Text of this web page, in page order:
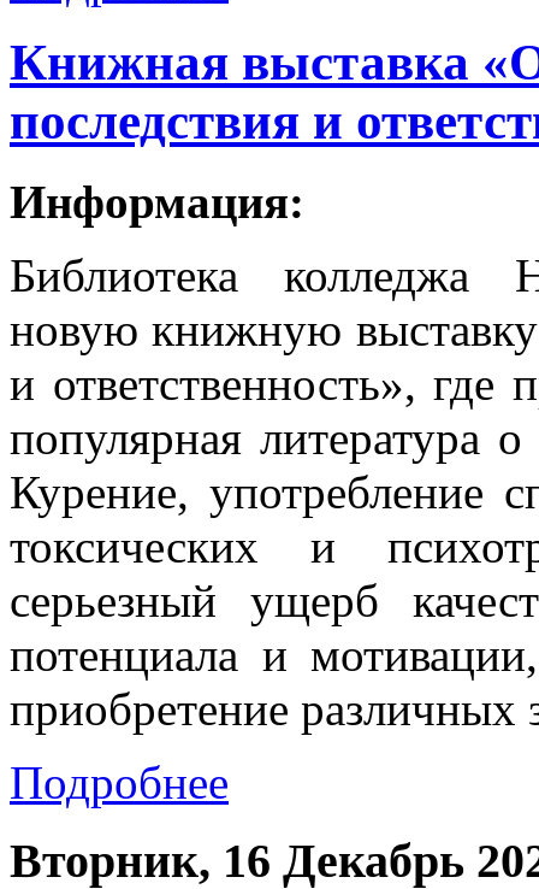
Книжная выставка
последствия и
Информация:
Библиотека колледжа
новую книжную
и ответственность», где
популярная литература
Курение, употребление
токсических и
серьезный ущерб
потенциала и
приобретение различных
Подробнее
Вторник, 16 Декабрь